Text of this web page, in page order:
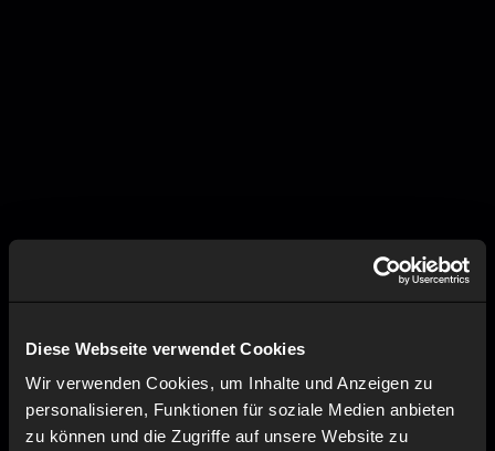
Diese Webseite verwendet Cookies
Wir verwenden Cookies, um Inhalte und Anzeigen zu
personalisieren, Funktionen für soziale Medien anbieten
zu können und die Zugriffe auf unsere Website zu